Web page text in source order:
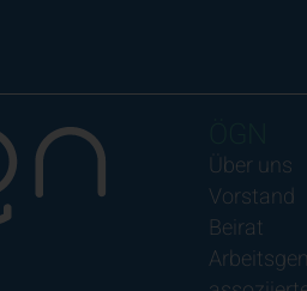
Über uns
Vorstand
Beirat